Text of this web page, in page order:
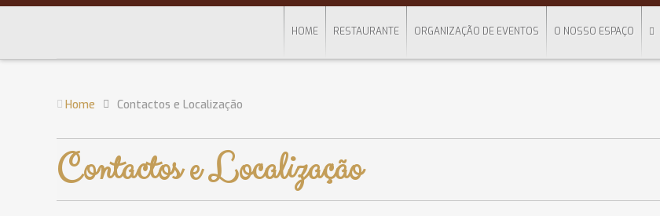
HOME RESTAURANTE ORGANIZAÇÃO DE EVENTOS O NOSSO ESPAÇO
Home Contactos e Localização
Contactos e Localização